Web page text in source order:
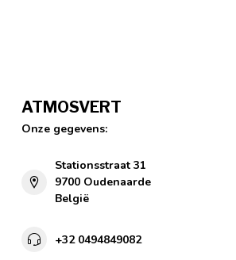
ATMOSVERT
Onze gegevens:
Stationsstraat 31
9700 Oudenaarde
België
+32 0494849082